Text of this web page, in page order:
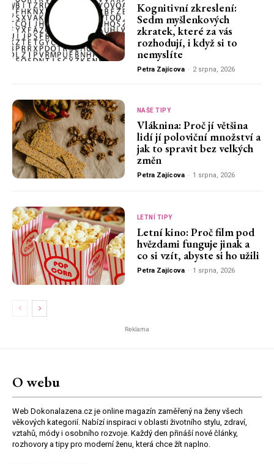
Kognitivní zkreslení:
Sedm myšlenkových
zkratek, které za vás
rozhodují, i když si to
nemyslíte
Petra Zajícova - 2 srpna, 2026
NAŠE TIPY
Vláknina: Proč jí většina
lidí jí poloviční množství a
jak to spravit bez velkých
změn
Petra Zajícova - 1 srpna, 2026
LETNÍ TIPY
Letní kino: Proč film pod
hvězdami funguje jinak a
co si vzít, abyste si ho užili
Petra Zajícova - 1 srpna, 2026
Reklama
O webu
Web Dokonalazena.cz je online magazín zaměřený na ženy všech
věkových kategorií. Nabízí inspiraci v oblasti životního stylu, zdraví,
vztahů, módy i osobního rozvoje. Každý den přináší nové články,
rozhovory a tipy pro moderní ženu, která chce žít naplno.